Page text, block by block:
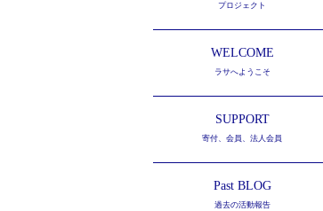
プロジェクト
WELCOME
ラサへようこそ
SUPPORT
寄付、会員、法人会員
Past BLOG
過去の活動報告